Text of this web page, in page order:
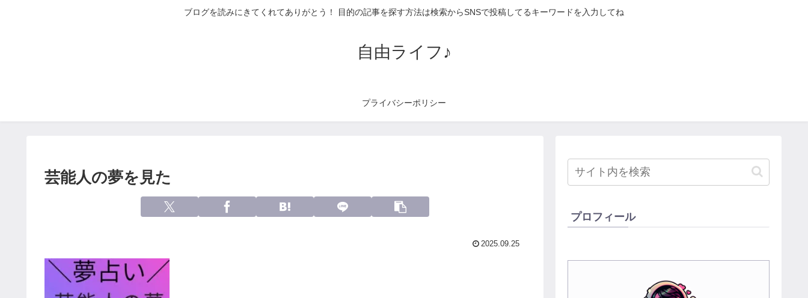
ブログを読みにきてくれてありがとう！ 目的の記事を探す方法は検索からSNSで投稿してるキーワードを入力してね
自由ライフ♪
プライバシーポリシー
芸能人の夢を見た
2025.09.25
プロフィール